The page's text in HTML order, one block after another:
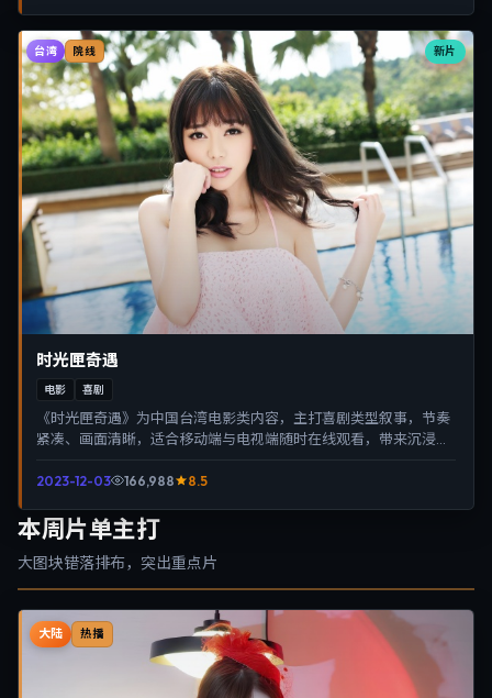
新片
台湾 院线
时光匣奇遇
电影 喜剧
《时光匣奇遇》为中国台湾电影类内容，主打喜剧类型叙事，节奏
紧凑、画面清晰，适合移动端与电视端随时在线观看，带来沉浸式
2023-12-03 166,988 8.5
本周片单主打
大图块错落排布，突出重点片
大陆 热播